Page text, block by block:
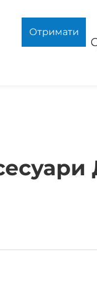
Отримати